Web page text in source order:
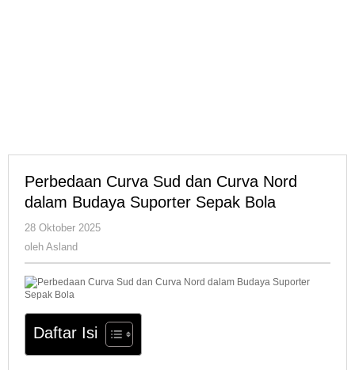
Perbedaan Curva Sud dan Curva Nord
dalam Budaya Suporter Sepak Bola
28 Oktober 2025
oleh Asland
Daftar Isi